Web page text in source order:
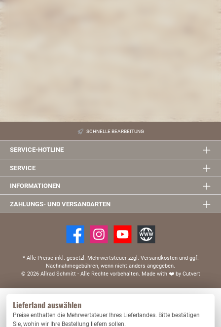
SCHNELLE BEARBEITUNG
SERVICE-HOTLINE
SERVICE
INFORMATIONEN
ZAHLUNGS- UND VERSANDARTEN
* Alle Preise inkl. gesetzl. Mehrwertsteuer zzgl. Versandkosten und ggf.
Nachnahmegebühren, wenn nicht anders angegeben.
© 2026 Allrad Schmitt - Alle Rechte vorbehalten. Made with ❤️by Cutvert
Lieferland auswählen
Preise enthalten die Mehrwertsteuer Ihres Lieferlandes. Bitte bestätigen
Sie, wohin wir Ihre Bestellung liefern sollen.
Nur technisch notwendige